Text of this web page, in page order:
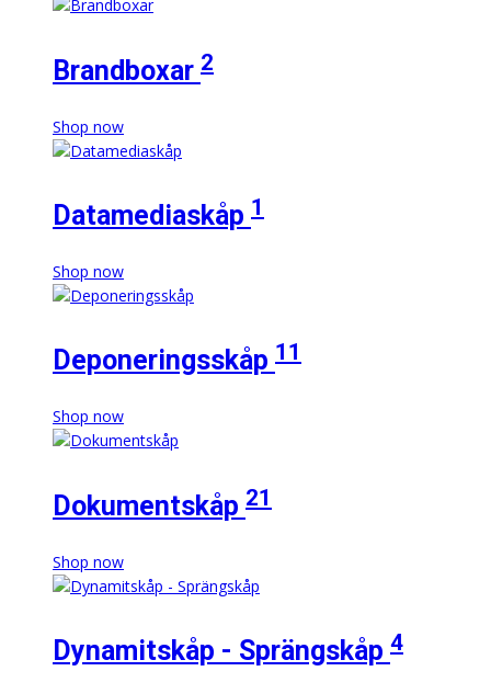
Brandboxar 2
Shop now
Datamediaskåp 1
Shop now
Deponeringsskåp 11
Shop now
Dokumentskåp 21
Shop now
Dynamitskåp - Sprängskåp 4